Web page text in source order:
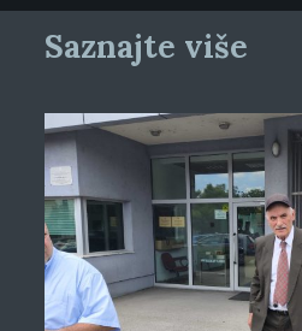
Saznajte više